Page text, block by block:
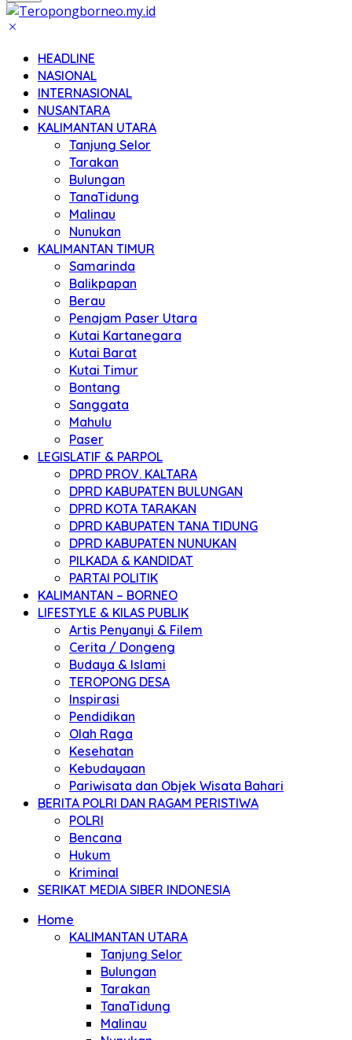
HEADLINE
NASIONAL
INTERNASIONAL
NUSANTARA
KALIMANTAN UTARA
Tanjung Selor
Tarakan
Bulungan
TanaTidung
Malinau
Nunukan
KALIMANTAN TIMUR
Samarinda
Balikpapan
Berau
Penajam Paser Utara
Kutai Kartanegara
Kutai Barat
Kutai Timur
Bontang
Sanggata
Mahulu
Paser
LEGISLATIF & PARPOL
DPRD PROV. KALTARA
DPRD KABUPATEN BULUNGAN
DPRD KOTA TARAKAN
DPRD KABUPATEN TANA TIDUNG
DPRD KABUPATEN NUNUKAN
PILKADA & KANDIDAT
PARTAI POLITIK
KALIMANTAN – BORNEO
LIFESTYLE & KILAS PUBLIK
Artis Penyanyi & Filem
Cerita / Dongeng
Budaya & Islami
TEROPONG DESA
Inspirasi
Pendidikan
Olah Raga
Kesehatan
Kebudayaan
Pariwisata dan Objek Wisata Bahari
BERITA POLRI DAN RAGAM PERISTIWA
POLRI
Bencana
Hukum
Kriminal
SERIKAT MEDIA SIBER INDONESIA
Home
KALIMANTAN UTARA
Tanjung Selor
Bulungan
Tarakan
TanaTidung
Malinau